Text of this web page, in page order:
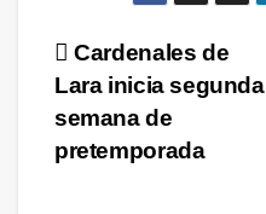
Navegación
de
entradas
Cardenales de
Lara inicia segunda
semana de
pretemporada